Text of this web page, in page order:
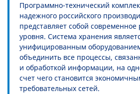
Программно-технический
надежного российского
представляет собой
уровня. Система хранения
унифицированным
объединить все процессы,
и обработкой информации, на
счет чего становится
требовательных сетей.